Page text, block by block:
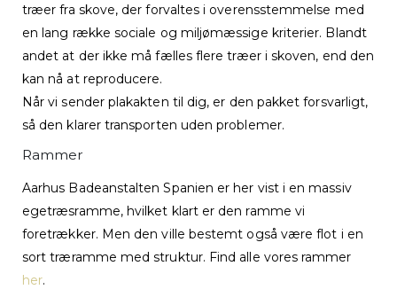
træer fra skove, der forvaltes i overensstemmelse med
en lang række sociale og miljømæssige kriterier. Blandt
andet at der ikke må fælles flere træer i skoven, end den
kan nå at reproducere.
Når vi sender plakakten til dig, er den pakket forsvarligt,
så den klarer transporten uden problemer.
Rammer
Aarhus Badeanstalten Spanien er her vist i en massiv
egetræsramme, hvilket klart er den ramme vi
foretrækker. Men den ville bestemt også være flot i en
sort træramme med struktur. Find alle vores rammer
her.